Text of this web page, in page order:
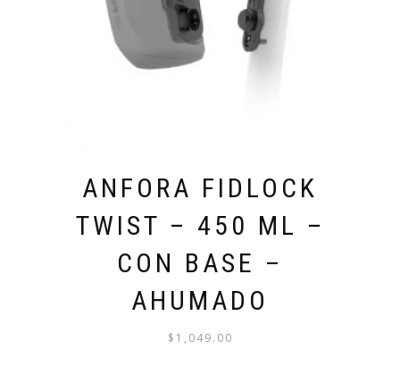
EN
LA
PÁGINA
ANFORA FIDLOCK
TWIST – 450 ML –
CON BASE –
AHUMADO
$ 1,049.00